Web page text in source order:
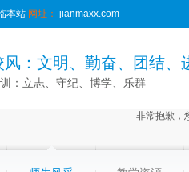
本站 网址： jianmaxx.com
风：文明、勤奋、团结、
：立志、守纪、博学、乐群
非常抱歉，